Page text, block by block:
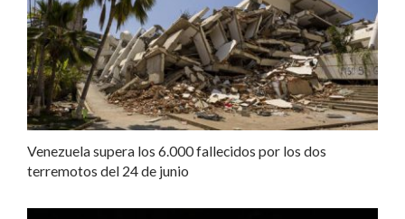
Venezuela supera los 6.000 fallecidos por los dos
terremotos del 24 de junio